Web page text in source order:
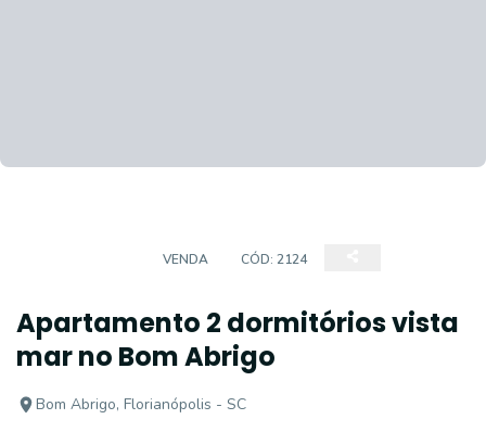
VENDA CÓD: 2124
Apartamento 2 dormitórios vista
mar no Bom Abrigo
Bom Abrigo, Florianópolis - SC